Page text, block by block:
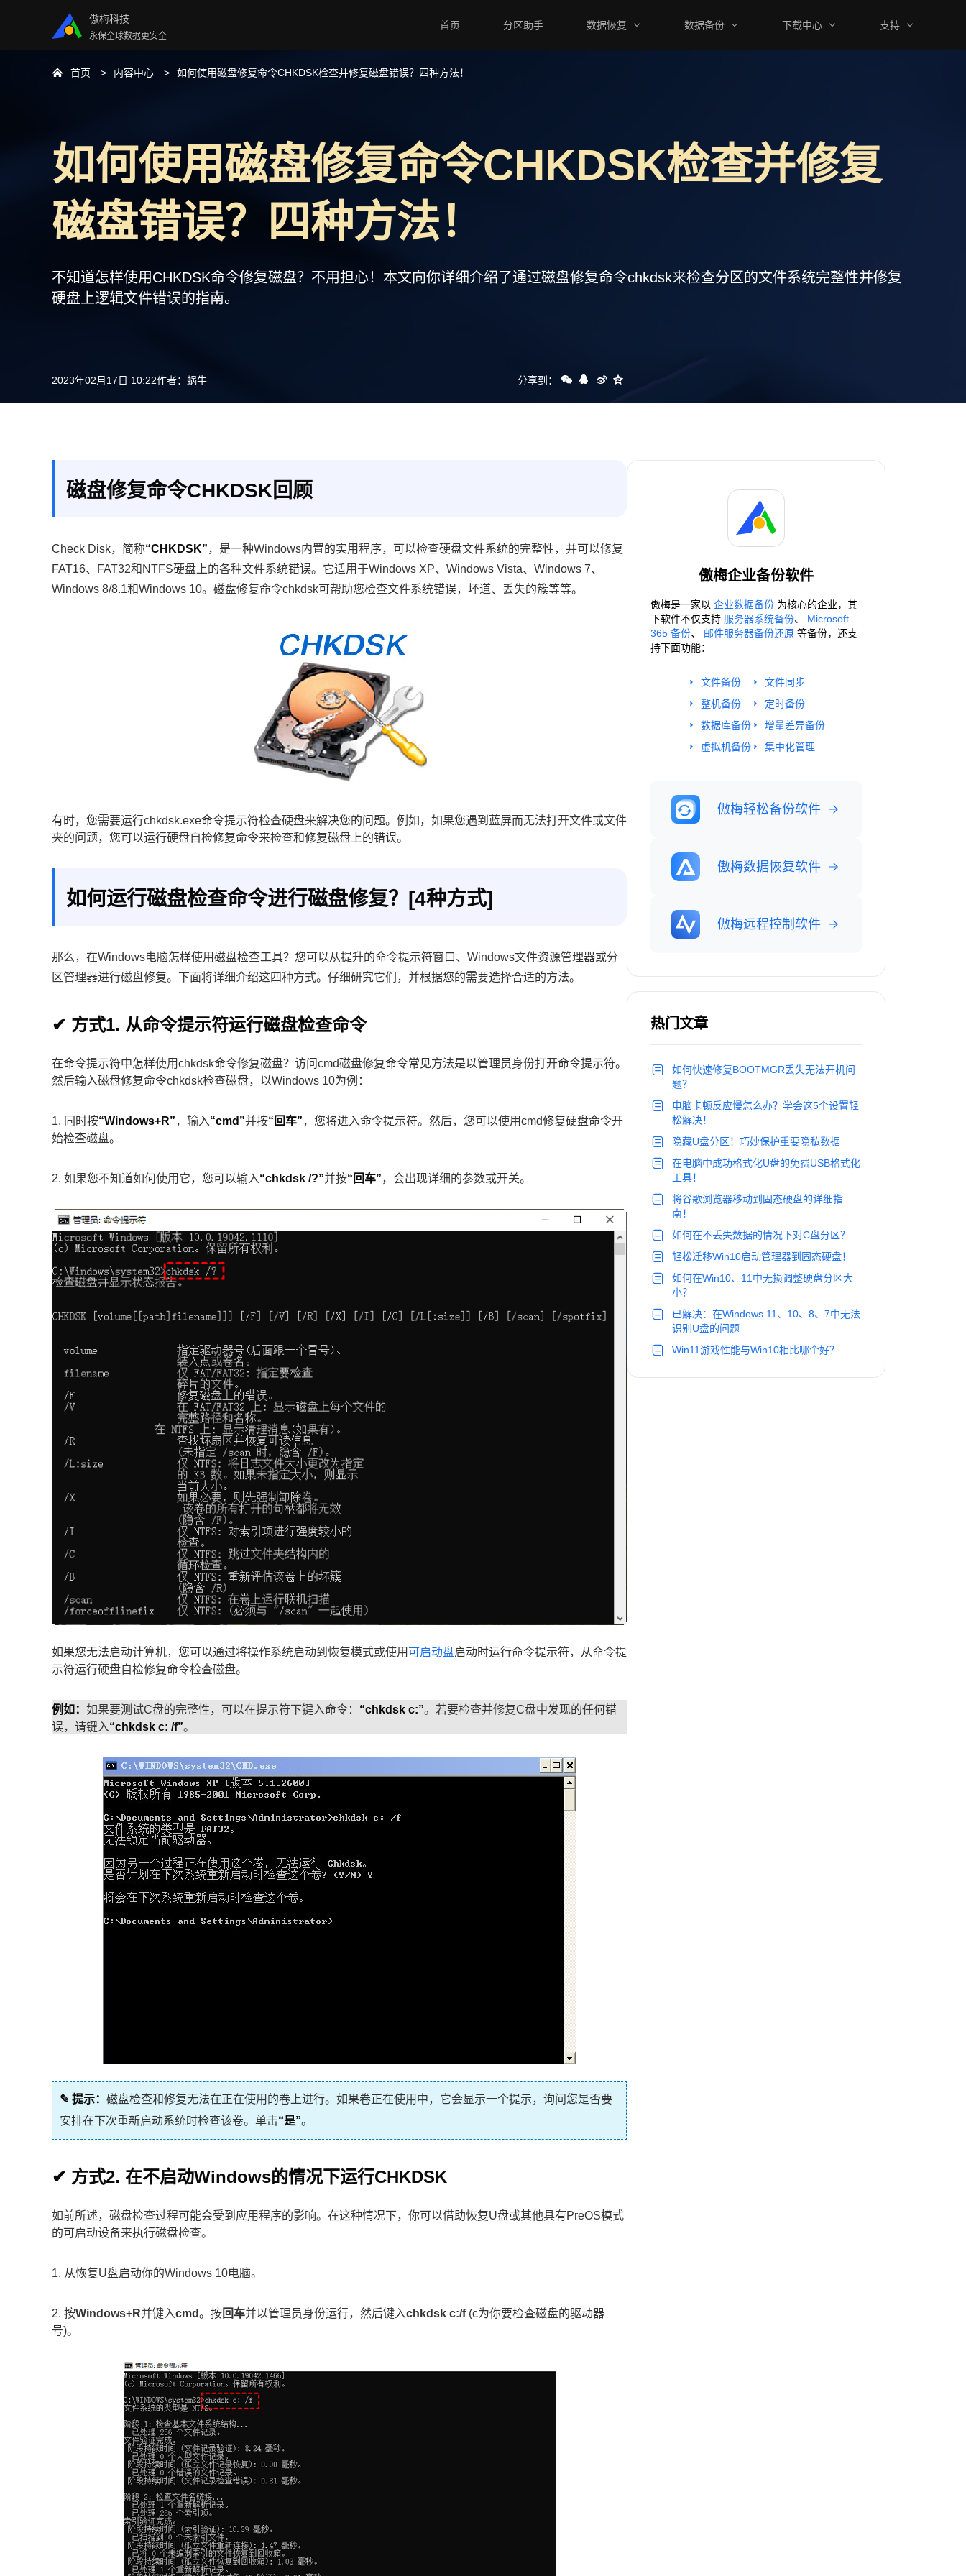
傲梅科技
永保全球数据更安全
首页 分区助手 数据恢复 数据备份 下载中心 支持
首页 内容中心 如何使用磁盘修复命令CHKDSK检查并修复磁盘错误？四种方法！
如何使用磁盘修复命令CHKDSK检查并修复
磁盘错误？四种方法！
不知道怎样使用CHKDSK命令修复磁盘？不用担心！本文向你详细介绍了通过磁盘修复命令chkdsk来检查分区的文件系统完整性并修复
硬盘上逻辑文件错误的指南。
2023年02月17日 10:22作者： 蜗牛 分享到：
磁盘修复命令CHKDSK回顾
Check Disk，简称“CHKDSK”，是一种Windows内置的实用程序，可以检查硬盘文件系统的完整性，并可以修复
FAT16、FAT32和NTFS硬盘上的各种文件系统错误。它适用于Windows XP、Windows Vista、Windows 7、
Windows 8/8.1和Windows 10。磁盘修复命令chkdsk可帮助您检查文件系统错误，坏道、丢失的簇等等。
有时，您需要运行chkdsk.exe命令提示符检查硬盘来解决您的问题。例如，如果您遇到蓝屏而无法打开文件或文件
夹的问题，您可以运行硬盘自检修复命令来检查和修复磁盘上的错误。
如何运行磁盘检查命令进行磁盘修复？[4种方式]
那么，在Windows电脑怎样使用磁盘检查工具？您可以从提升的命令提示符窗口、Windows文件资源管理器或分
区管理器进行磁盘修复。下面将详细介绍这四种方式。仔细研究它们，并根据您的需要选择合适的方法。
✔ 方式1. 从命令提示符运行磁盘检查命令
在命令提示符中怎样使用chkdsk命令修复磁盘？访问cmd磁盘修复命令常见方法是以管理员身份打开命令提示符。
然后输入磁盘修复命令chkdsk检查磁盘，以Windows 10为例：
1. 同时按“Windows+R”，输入“cmd”并按“回车”，您将进入命令提示符。然后，您可以使用cmd修复硬盘命令开
始检查磁盘。
2. 如果您不知道如何使用它，您可以输入“chkdsk /?”并按“回车”，会出现详细的参数或开关。
如果您无法启动计算机，您可以通过将操作系统启动到恢复模式或使用可启动盘启动时运行命令提示符，从命令提
示符运行硬盘自检修复命令检查磁盘。
例如： 如果要测试C盘的完整性，可以在提示符下键入命令： “chkdsk c:”。若要检查并修复C盘中发现的任何错
误，请键入“chkdsk c: /f”。
✎ 提示： 磁盘检查和修复无法在正在使用的卷上进行。如果卷正在使用中，它会显示一个提示，询问您是否要
安排在下次重新启动系统时检查该卷。单击“是”。
✔ 方式2. 在不启动Windows的情况下运行CHKDSK
如前所述，磁盘检查过程可能会受到应用程序的影响。在这种情况下，你可以借助恢复U盘或其他具有PreOS模式
的可启动设备来执行磁盘检查。
1. 从恢复U盘启动你的Windows 10电脑。
2. 按Windows+R并键入cmd。按回车并以管理员身份运行，然后键入chkdsk c:/f(c为你要检查磁盘的驱动器
号)。
傲梅企业备份软件
傲梅是一家以 企业数据备份 为核心的企业，其
下软件不仅支持 服务器系统备份、 Microsoft
365 备份、 邮件服务器备份还原 等备份，还支
持下面功能：
文件备份
整机备份
数据库备份
虚拟机备份
文件同步
定时备份
增量差异备份
集中化管理
傲梅轻松备份软件
傲梅数据恢复软件
傲梅远程控制软件
热门文章
如何快速修复BOOTMGR丢失无法开机问
题？
电脑卡顿反应慢怎么办？学会这5个设置轻
松解决！
隐藏U盘分区！巧妙保护重要隐私数据
在电脑中成功格式化U盘的免费USB格式化
工具！
将谷歌浏览器移动到固态硬盘的详细指
南！
如何在不丢失数据的情况下对C盘分区？
轻松迁移Win10启动管理器到固态硬盘！
如何在Win10、11中无损调整硬盘分区大
小？
已解决：在Windows 11、10、8、7中无法
识别U盘的问题
Win11游戏性能与Win10相比哪个好？